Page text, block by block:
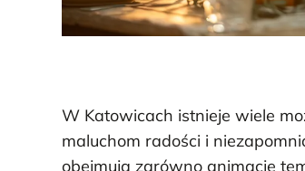
W Katowicach istnieje wiele
maluchom radości i
obejmują zarówno animacje